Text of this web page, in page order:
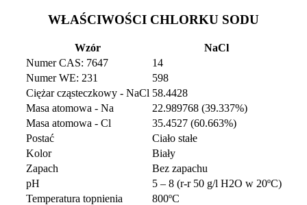
WŁAŚCIWOŚCI CHLORKU SODU
Wzór
NaCl
Numer CAS: 7647
14
Numer WE: 231
598
Ciężar cząsteczkowy - NaCl 58.4428
Masa atomowa - Na
22.989768 (39.337%)
Masa atomowa - Cl
35.4527 (60.663%)
Postać
Ciało stałe
Kolor
Biały
Zapach
Bez zapachu
pH
5 – 8 (r-r 50 g/l H2O w 20ºC)
Temperatura topnienia
800ºC